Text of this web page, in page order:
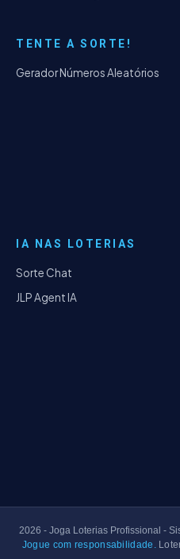
TENTE A SORTE!
Gerador Números Aleatórios
IA NAS LOTERIAS
Sorte Chat
JLP Agent IA
2026 - Joga Loterias Profissional -
Jogue com responsabilidade.